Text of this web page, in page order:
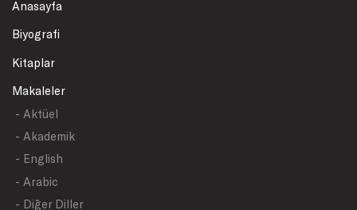
Anasayfa
Biyografi
Kitaplar
Makaleler
- Aktüel
- Akademik
- English
- Arabic
- Diğer Diller